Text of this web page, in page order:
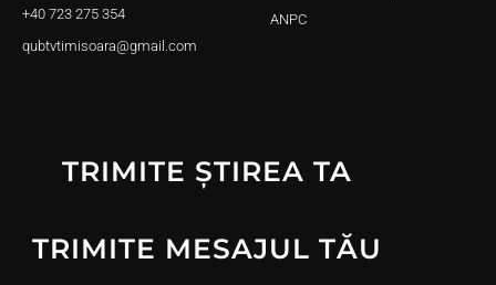
+40 723 275 354
qubtvtimisoara@gmail.com
ANPC
TRIMITE ȘTIREA TA
TRIMITE MESAJUL TĂU